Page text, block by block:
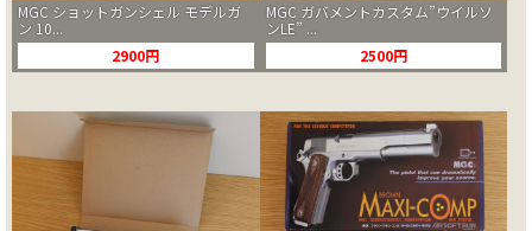
MGC ショットガンシェル モデルガ
ン 10...
2900円
MGC ガバメントカスタム”ウイルソ
ンLE” ...
2500円